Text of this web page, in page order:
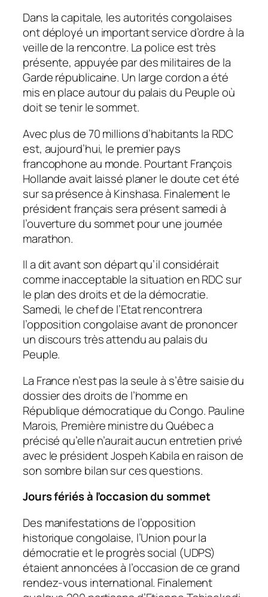
Dans la capitale, les autorités congolaises
ont déployé un important service d’ordre à la
veille de la rencontre. La police est très
présente, appuyée par des militaires de la
Garde républicaine. Un large cordon a été
mis en place autour du palais du Peuple où
doit se tenir le sommet.
Avec plus de 70 millions d’habitants la RDC
est, aujourd’hui, le premier pays
francophone au monde. Pourtant François
Hollande avait laissé planer le doute cet été
sur sa présence à Kinshasa. Finalement le
président français sera présent samedi à
l’ouverture du sommet pour une journée
marathon.
Il a dit avant son départ qu’il considérait
comme inacceptable la situation en RDC sur
le plan des droits et de la démocratie.
Samedi, le chef de l’Etat rencontrera
l’opposition congolaise avant de prononcer
un discours très attendu au palais du
Peuple.
La France n’est pas la seule à s’être saisie du
dossier des droits de l’homme en
République démocratique du Congo. Pauline
Marois, Première ministre du Québec a
précisé qu’elle n’aurait aucun entretien privé
avec le président Jospeh Kabila en raison de
son sombre bilan sur ces questions.
Jours fériés à l’occasion du sommet
Des manifestations de l’opposition
historique congolaise, l’Union pour la
démocratie et le progrès social (UDPS)
étaient annoncées à l’occasion de ce grand
rendez-vous international. Finalement